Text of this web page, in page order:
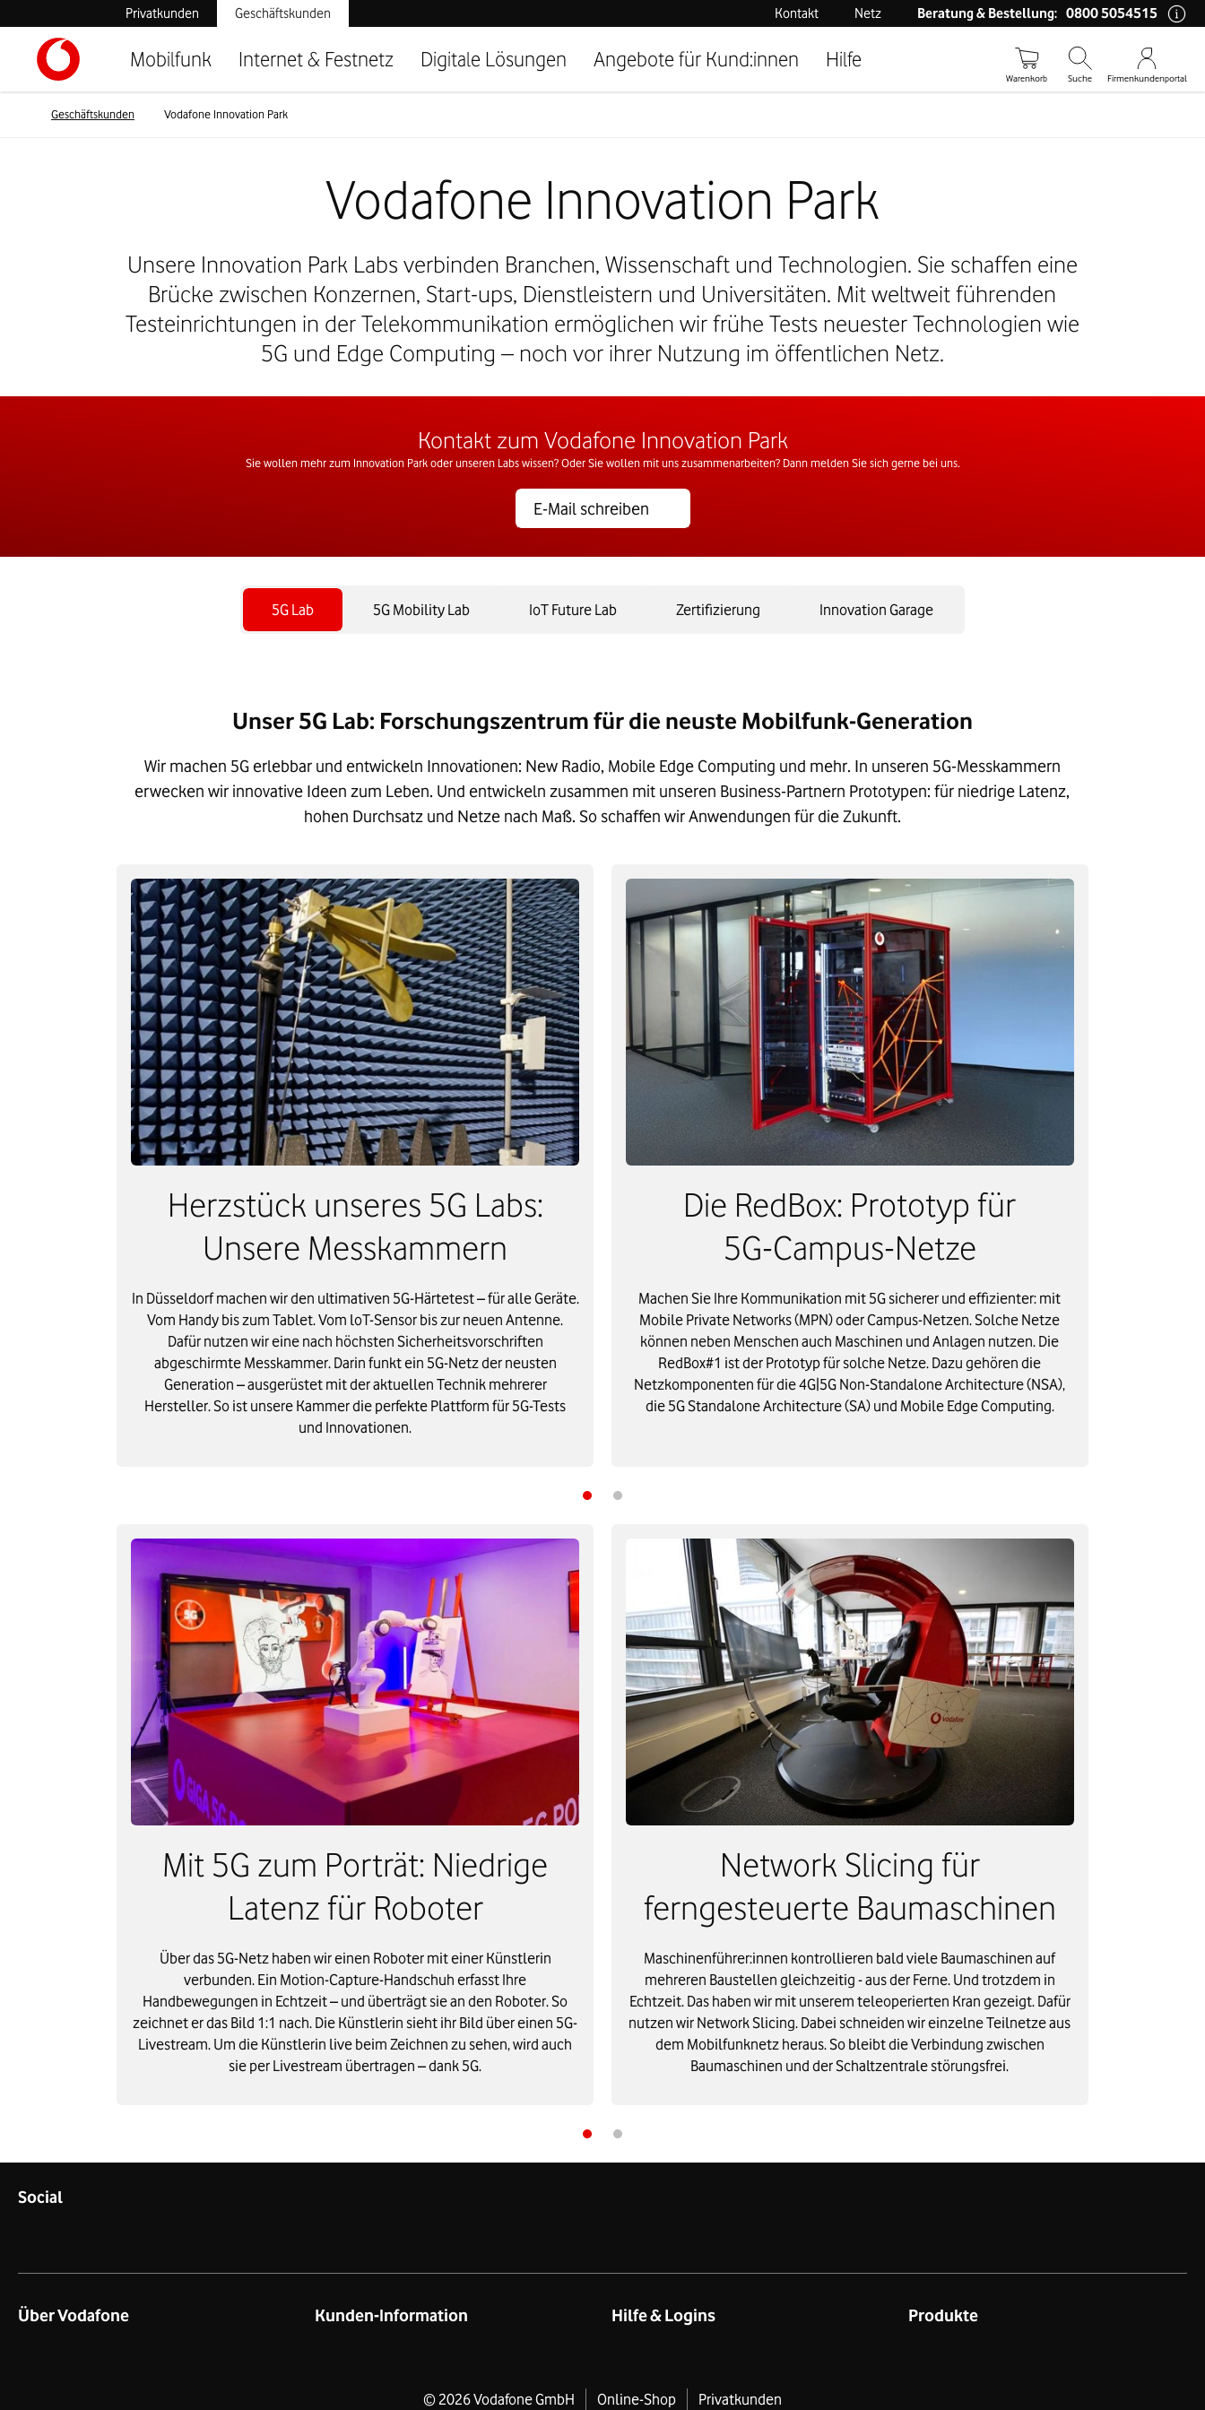
Mobilfunk Internet & Festnetz Digitale Lösungen Angebote für Kund:innen Hilfe
Warenkorb Suche Firmenkundenportal
Privatkunden Geschäftskunden Kontakt Netz Beratung & Bestellung: 0800 5054515
Geschäftskunden Vodafone Innovation Park
Vodafone Innovation Park​
Unsere Innovation Park Labs verbinden Branchen, Wissenschaft und Technologien. Sie schaffen eine
Brücke zwischen Konzernen, Start-ups, Dienstleistern und Universitäten. Mit weltweit führenden
Testeinrichtungen in der Telekommunikation ermöglichen wir frühe Tests neuester Technologien wie
5G und Edge Computing – noch vor ihrer Nutzung im öffentlichen Netz.
Kontakt zum Vodafone Innovation Park
Sie wollen mehr zum Innovation Park oder unseren Labs wissen? Oder Sie wollen mit uns zusammenarbeiten? Dann melden Sie sich gerne bei uns.
E-Mail schreiben
5G Lab 5G Mobility Lab IoT Future Lab Zertifizierung Innovation Garage
Unser 5G Lab: Forschungszentrum für die neuste Mobilfunk-Generation
Wir machen 5G erlebbar und entwickeln Innovationen: New Radio, Mobile Edge Computing und mehr. In unseren 5G-Messkammern
erwecken wir innovative Ideen zum Leben. Und entwickeln zusammen mit unseren Business-Partnern Prototypen: für niedrige Latenz,
hohen Durchsatz und Netze nach Maß. So schaffen wir Anwendungen für die Zukunft.
Herzstück unseres 5G Labs:
Unsere Messkammern​
In Düsseldorf machen wir den ultimativen 5G-Härtetest – für alle Geräte.
Vom Handy bis zum Tablet. Vom loT-Sensor bis zur neuen Antenne.
Dafür nutzen wir eine nach höchsten Sicherheitsvorschriften
abgeschirmte Messkammer. Darin funkt ein 5G-Netz der neusten
Generation – ausgerüstet mit der aktuellen Technik mehrerer
Hersteller. So ist unsere Kammer die perfekte Plattform für 5G-Tests
und Innovationen.
Die RedBox: Prototyp für​
5G-Campus-Netze​
Machen Sie Ihre Kommunikation mit 5G sicherer und effizienter: mit
Mobile Private Networks (MPN) oder Campus-Netzen. Solche Netze
können neben Menschen auch Maschinen und Anlagen nutzen. Die
RedBox#1 ist der Prototyp für solche Netze. Dazu gehören die
Netzkomponenten für die 4G|5G Non-Standalone Architecture (NSA),
die 5G Standalone Architecture (SA) und Mobile Edge Computing.
Mit 5G zum Porträt: Niedrige
Latenz für Roboter
Über das 5G-Netz haben wir einen Roboter mit einer Künstlerin
verbunden. Ein Motion-Capture-Handschuh erfasst Ihre
Handbewegungen in Echtzeit – und überträgt sie an den Roboter. So
zeichnet er das Bild 1:1 nach. Die Künstlerin sieht ihr Bild über einen 5G-
Livestream. Um die Künstlerin live beim Zeichnen zu sehen, wird auch
sie per Livestream übertragen – dank 5G.
Network Slicing für
ferngesteuerte Baumaschinen​
Maschinenführer:innen kontrollieren bald viele Baumaschinen auf
mehreren Baustellen gleichzeitig - aus der Ferne. Und trotzdem in
Echtzeit. Das haben wir mit unserem teleoperierten Kran gezeigt. Dafür
nutzen wir Network Slicing. Dabei schneiden wir einzelne Teilnetze aus
dem Mobilfunknetz heraus. So bleibt die Verbindung zwischen
Baumaschinen und der Schaltzentrale störungsfrei.
Social
Über Vodafone Kunden-Information Hilfe & Logins
Produktinformationsblätter
Produkte
© 2026Vodafone GmbH Online-Shop Privatkunden